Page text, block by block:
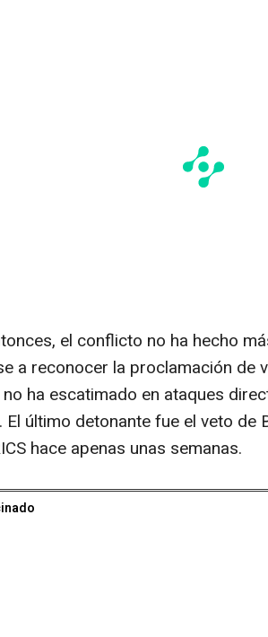
el conflicto no ha hecho
a reconocer la proclamación de
ha escatimado en ataques
El último detonante fue el veto de
hace apenas unas semanas.